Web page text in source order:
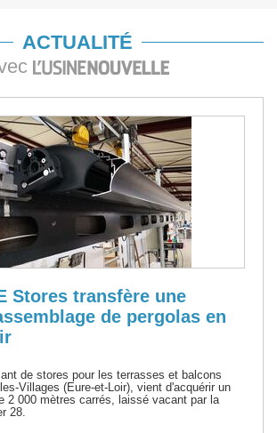
ACTUALITÉ
Stores transfère une
de pergolas en
de stores pour les terrasses et balcons
Villages (Eure-et-Loir), vient d'acquérir un
2 000 mètres carrés, laissé vacant par la
28.